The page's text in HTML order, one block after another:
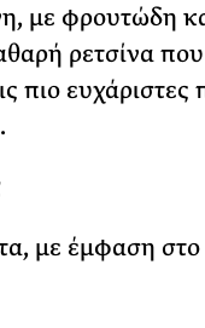
με φρουτώδη
ρετσίνα
πιο
με έμφαση στο